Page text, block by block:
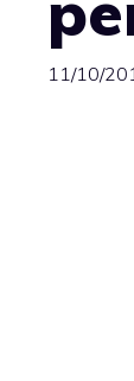
11/10/